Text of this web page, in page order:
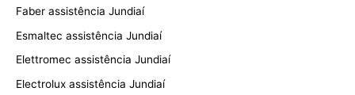
Faber assistência Jundiaí
Esmaltec assistência Jundiaí
Elettromec assistência Jundiaí
Electrolux assistência Jundiaí